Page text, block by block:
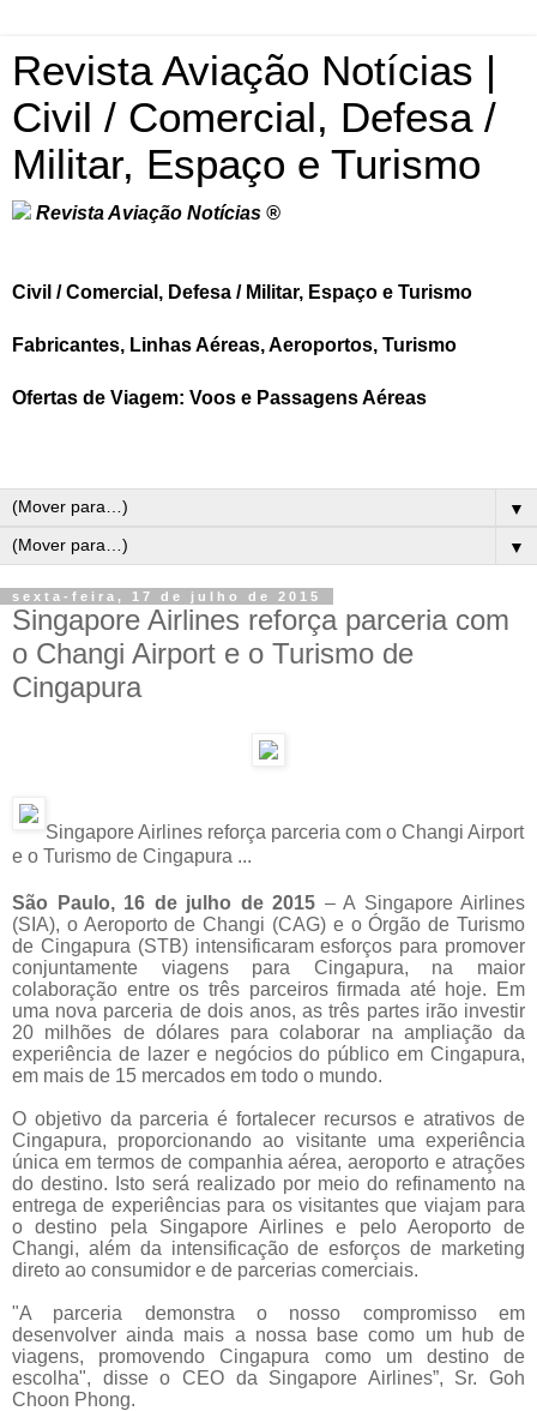
Revista Aviação Notícias |
Civil / Comercial, Defesa /
Militar, Espaço e Turismo
Revista Aviação Notícias ®
Civil / Comercial, Defesa / Militar, Espaço e Turismo
Fabricantes, Linhas Aéreas, Aeroportos, Turismo
Ofertas de Viagem: Voos e Passagens Aéreas
▼
▼
sexta-feira, 17 de julho de 2015
Singapore Airlines reforça parceria com
o Changi Airport e o Turismo de
Cingapura
Singapore Airlines reforça parceria com o Changi Airport
e o Turismo de Cingapura ...
São Paulo, 16 de julho de 2015 – A Singapore Airlines
(SIA), o Aeroporto de Changi (CAG) e o Órgão de Turismo
de Cingapura (STB) intensificaram esforços para promover
conjuntamente viagens para Cingapura, na maior
colaboração entre os três parceiros firmada até hoje. Em
uma nova parceria de dois anos, as três partes irão investir
20 milhões de dólares para colaborar na ampliação da
experiência de lazer e negócios do público em Cingapura,
em mais de 15 mercados em todo o mundo.
O objetivo da parceria é fortalecer recursos e atrativos de
Cingapura, proporcionando ao visitante uma experiência
única em termos de companhia aérea, aeroporto e atrações
do destino. Isto será realizado por meio do refinamento na
entrega de experiências para os visitantes que viajam para
o destino pela Singapore Airlines e pelo Aeroporto de
Changi, além da intensificação de esforços de marketing
direto ao consumidor e de parcerias comerciais.
"A parceria demonstra o nosso compromisso em
desenvolver ainda mais a nossa base como um hub de
viagens, promovendo Cingapura como um destino de
escolha", disse o CEO da Singapore Airlines”, Sr. Goh
Choon Phong.